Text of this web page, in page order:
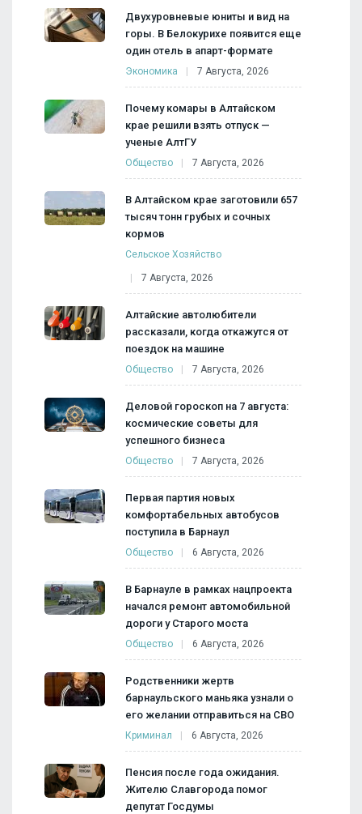
Двухуровневые юниты и вид на
горы. В Белокурихе появится еще
один отель в апарт-формате
Экономика 7 Августа, 2026
Почему комары в Алтайском
крае решили взять отпуск —
ученые АлтГУ
Общество 7 Августа, 2026
В Алтайском крае заготовили 657
тысяч тонн грубых и сочных
кормов
Сельское Хозяйство
7 Августа, 2026
Алтайские автолюбители
рассказали, когда откажутся от
поездок на машине
Общество 7 Августа, 2026
Деловой гороскоп на 7 августа:
космические советы для
успешного бизнеса
Общество 7 Августа, 2026
Первая партия новых
комфортабельных автобусов
поступила в Барнаул
Общество 6 Августа, 2026
В Барнауле в рамках нацпроекта
начался ремонт автомобильной
дороги у Старого моста
Общество 6 Августа, 2026
Родственники жертв
барнаульского маньяка узнали о
его желании отправиться на СВО
Криминал 6 Августа, 2026
Пенсия после года ожидания.
Жителю Славгорода помог
депутат Госдумы